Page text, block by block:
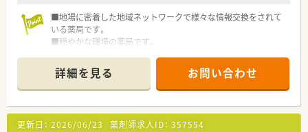
■地場に密着した地域ネットワークで様々な情報交換をされて
いる薬局です。
■穏やかな環境の薬局です。
詳細を見る お問い合わせ
更新日： 2026/06/23 薬剤師求人ID： 357554